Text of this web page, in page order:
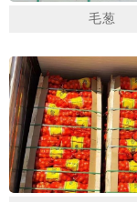
毛葱